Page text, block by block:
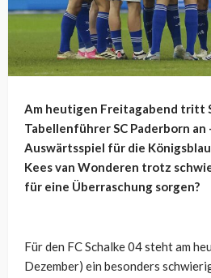
Am heutigen Freitagabend tritt
Tabellenführer SC Paderborn an
Auswärtsspiel für die
Kees van Wonderen trotz
für eine Überraschung sorgen?
Für den FC Schalke 04 steht am
Dezember) ein besonders